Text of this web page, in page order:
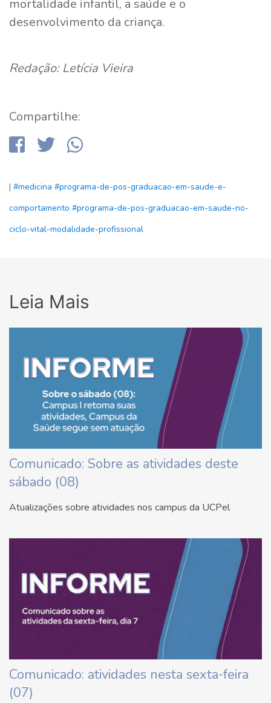
mortalidade infantil, a saúde e o
desenvolvimento da criança.
Redação: Letícia Vieira
Compartilhe:
| #medicina #programa-de-pos-graduacao-em-saude-e-
comportamento #programa-de-pos-graduacao-em-saude-no-
ciclo-vital-modalidade-profissional
Leia Mais
Comunicado: Sobre as atividades deste
sábado (08)
Atualizações sobre atividades nos campus da UCPel
Comunicado: atividades nesta sexta-feira
(07)